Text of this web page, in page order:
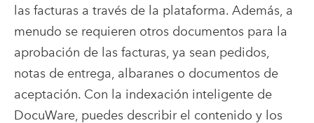
las facturas a través de la plataforma. Además, a
menudo se requieren otros documentos para la
aprobación de las facturas, ya sean pedidos,
notas de entrega, albaranes o documentos de
aceptación. Con la indexación inteligente de
DocuWare, puedes describir el contenido y los